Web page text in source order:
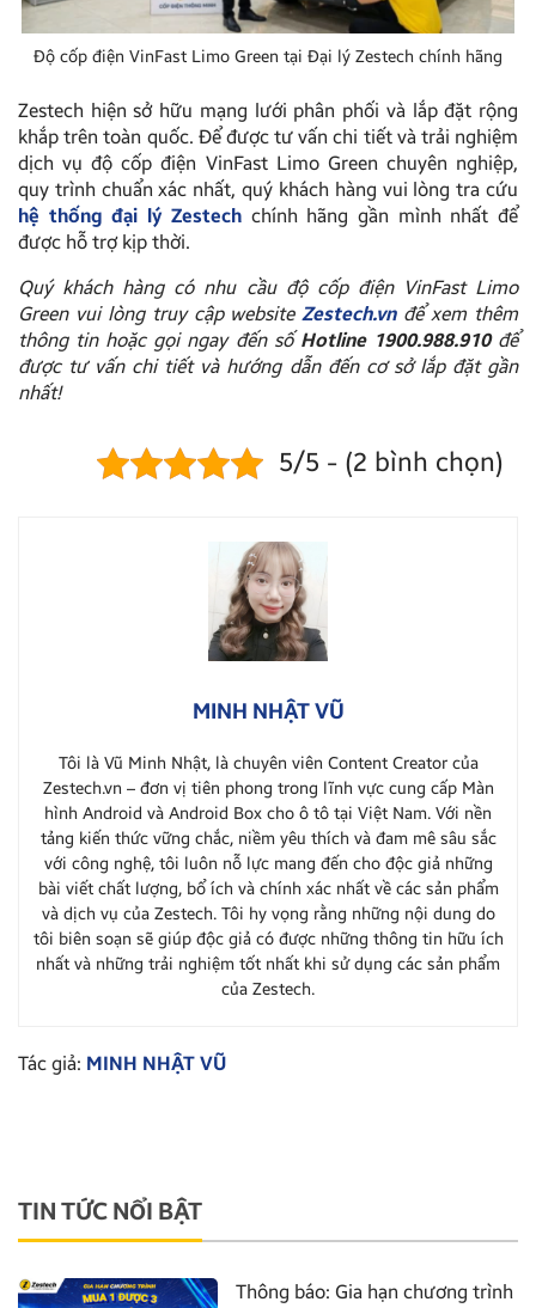
Độ cốp điện VinFast Limo Green tại Đại lý Zestech chính hãng
Zestech hiện sở hữu mạng lưới phân phối và lắp đặt rộng
khắp trên toàn quốc. Để được tư vấn chi tiết và trải nghiệm
dịch vụ độ cốp điện VinFast Limo Green chuyên nghiệp,
quy trình chuẩn xác nhất, quý khách hàng vui lòng tra cứu
hệ thống đại lý Zestechchính hãng gần mình nhất để
được hỗ trợ kịp thời.
Quý khách hàng có nhu cầu độ cốp điện VinFast Limo
Green vui lòng truy cập websiteZestech.vnđể xem thêm
thông tin hoặc gọi ngay đến số Hotline 1900.988.910để
được tư vấn chi tiết và hướng dẫn đến cơ sở lắp đặt gần
nhất!
5/5 - (2 bình chọn)
MINH NHẬT VŨ
Tôi là Vũ Minh Nhật, là chuyên viên Content Creator của
Zestech.vn – đơn vị tiên phong trong lĩnh vực cung cấp Màn
hình Android và Android Box cho ô tô tại Việt Nam. Với nền
tảng kiến thức vững chắc, niềm yêu thích và đam mê sâu sắc
với công nghệ, tôi luôn nỗ lực mang đến cho độc giả những
bài viết chất lượng, bổ ích và chính xác nhất về các sản phẩm
và dịch vụ của Zestech. Tôi hy vọng rằng những nội dung do
tôi biên soạn sẽ giúp độc giả có được những thông tin hữu ích
nhất và những trải nghiệm tốt nhất khi sử dụng các sản phẩm
của Zestech.
Tác giả: MINH NHẬT VŨ
TIN TỨC NỔI BẬT
Thông báo: Gia hạn chương trình